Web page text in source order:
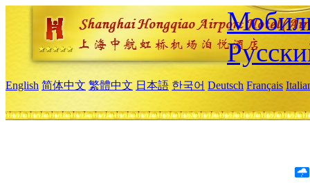
English 简体中文 繁體中文 日本語 한국어 Deutsch Français